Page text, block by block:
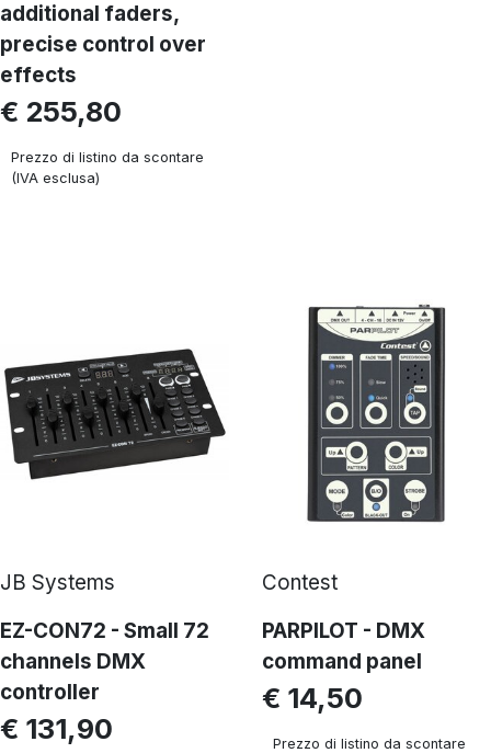
additional faders,
precise control over
effects
€ 255,80
Prezzo di listino da scontare
(IVA esclusa)
JB Systems
EZ-CON72 - Small 72
channels DMX
controller
€ 131,90
Contest
PARPILOT - DMX
command panel
€ 14,50
Prezzo di listino da scontare